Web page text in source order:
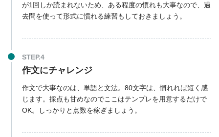
が1回しか読まれないため、ある程度の慣れも大事なので、過
去問を使って形式に慣れる練習もしておきましょう。
作文にチャレンジ
作文で大事なのは、単語と文法。80文字は、慣れれば短く感
じます。採点も甘めなのでここはテンプレを用意するだけで
OK。しっかりと点数を稼ぎましょう。